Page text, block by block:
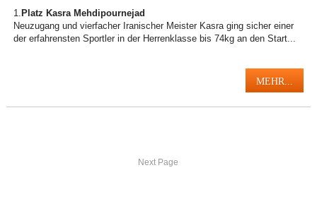
1. Platz Kasra Mehdipournejad
Neuzugang und vierfacher Iranischer Meister Kasra ging sicher einer
der erfahrensten Sportler in der Herrenklasse bis 74kg an den Start...
MEHR...
Next Page